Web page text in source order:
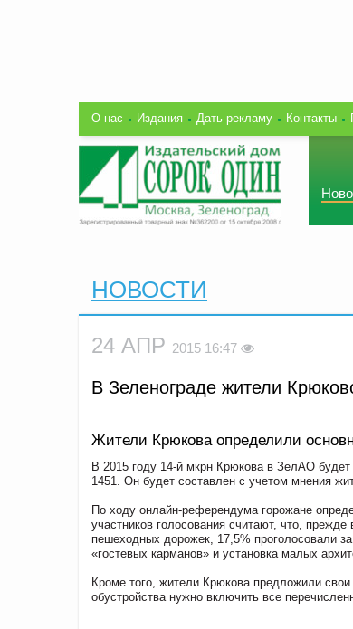
О нас Издания Дать рекламу Контакты
НОВОСТИ
24 АПР 2015 16:47
В Зеленограде жители
Жители Крюкова определили
В 2015 году 14-й мкрн Крюкова в ЗелАО будет
1451. Он будет составлен с учетом мнения
По ходу онлайн-референдума горожане
участников голосования считают, что,
пешеходных дорожек, 17,5% проголосовали
«гостевых карманов» и установка малых
Кроме того, жители Крюкова предложили
обустройства нужно включить все